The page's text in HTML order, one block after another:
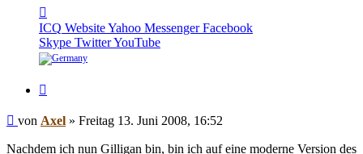
von
Axel
ICQ WebsiteYahoo Messenger Facebook
Skype TwitterYouTube
Beitrag
von Axel » Freitag 13. Juni 2008, 16:52
Nachdem ich nun Gilligan bin, bin ich auf eine moderne Version des